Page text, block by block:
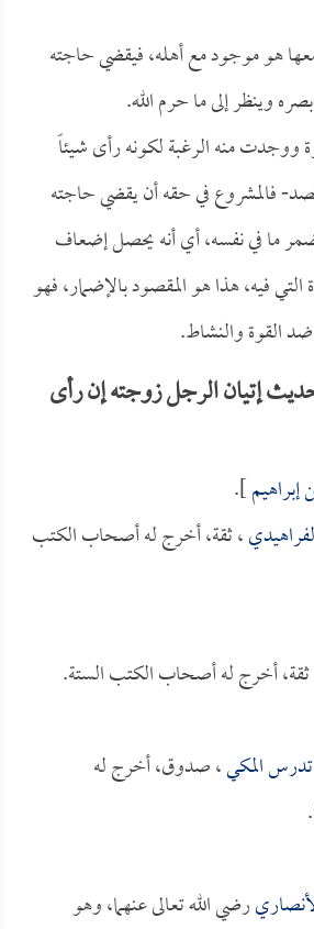
هو موجود مع أهله، فيقضي حاجته
وينظر إلى ما حرم الله.
ووجدت منه الرغبة لكونه رأى شيئاً
فالمشروع في حقه أن يقضي حاجته
ما في نفسه، أي أنه يحصل إضعاف
فيه، هذا هو المقصود بالإضمار، فهو
القوة والنشاط.
إتيان الرجل زوجته إن رأى
].
، ثقة، أخرج له أصحاب الكتب
أخرج له أصحاب الكتب الستة.
المكي، صدوق، أخرج له
رضي الله تعالى عنهما، وهو